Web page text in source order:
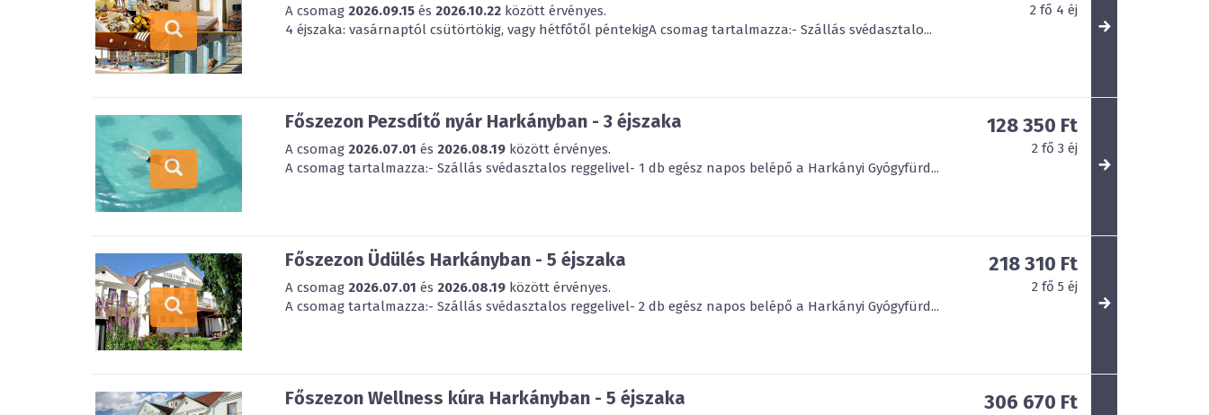
A csomag 2026.09.15 és 2026.10.22 között érvényes.
4 éjszaka: vasárnaptól csütörtökig, vagy hétfőtől péntekigA csomag tartalmazza:- Szállás svédasztalo...
2 fő 4 éj
Főszezon Pezsdítő nyár Harkányban - 3 éjszaka
A csomag 2026.07.01 és 2026.08.19 között érvényes.
A csomag tartalmazza:- Szállás svédasztalos reggelivel- 1 db egész napos belépő a Harkányi Gyógyfürd...
128 350 Ft
2 fő 3 éj
Főszezon Üdülés Harkányban - 5 éjszaka
A csomag 2026.07.01 és 2026.08.19 között érvényes.
A csomag tartalmazza:- Szállás svédasztalos reggelivel- 2 db egész napos belépő a Harkányi Gyógyfürd...
218 310 Ft
2 fő 5 éj
Főszezon Wellness kúra Harkányban - 5 éjszaka 306 670 Ft